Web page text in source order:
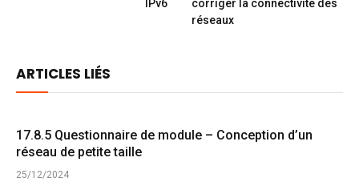
IPv6
corriger la connectivité des
réseaux
ARTICLES LIÉS
17.8.5 Questionnaire de module – Conception d’un
réseau de petite taille
25/12/2024